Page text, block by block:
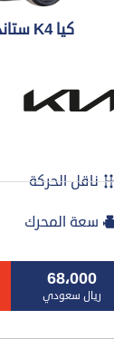
كيا K4 ستاندر 1.6 ...
ناقل الحركة
سعة المحرك
68،000
ريال سعودي